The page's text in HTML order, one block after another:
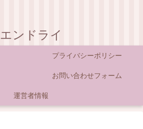
エンドライ
プライバシーポリシー
お問い合わせフォーム
運営者情報